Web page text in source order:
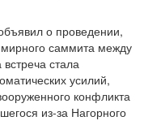
о проведении,
мирного саммита между
стала
усилий,
конфликта
из-за Нагорного